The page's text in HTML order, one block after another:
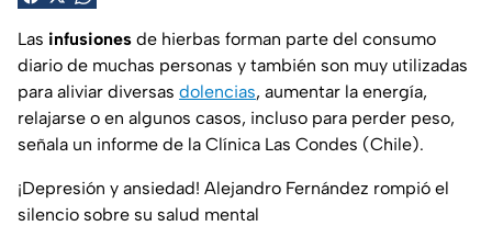
Las infusiones de hierbas forman parte del consumo
diario de muchas personas y también son muy utilizadas
para aliviar diversas dolencias, aumentar la energía,
relajarse o en algunos casos, incluso para perder peso,
señala un informe de la Clínica Las Condes (Chile).
¡Depresión y ansiedad! Alejandro Fernández rompió el
silencio sobre su salud mental